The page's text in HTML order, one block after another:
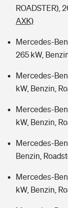
ROADSTER),
AXK)
Mercedes-
265 kW,
Mercedes-
kW, Benzin,
Mercedes-
kW, Benzin,
Mercedes-
Benzin,
Mercedes-
kW, Benzin,